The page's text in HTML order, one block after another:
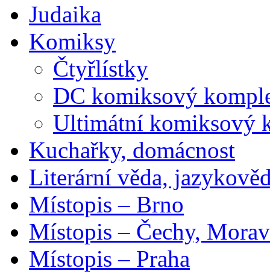
Judaika
Komiksy
Čtyřlístky
DC komiksový
Ultimátní komiksový
Kuchařky, domácnost
Literární věda,
Místopis – Brno
Místopis – Čechy,
Místopis – Praha